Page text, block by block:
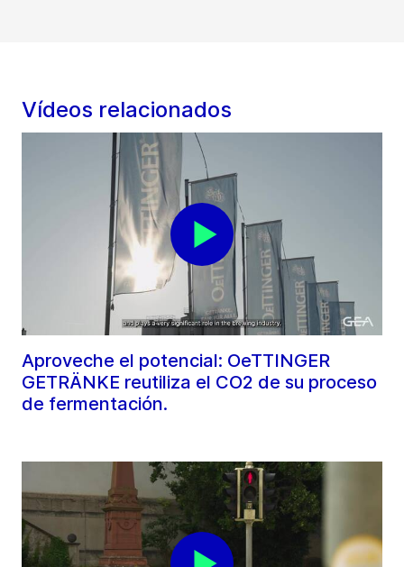
Vídeos relacionados
Aproveche el potencial: OeTTINGER
GETRÄNKE reutiliza el CO2 de su proceso
de fermentación.